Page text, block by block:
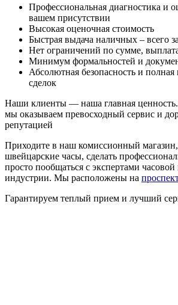
Профессиональная диагностика и
вашем присутствии
Высокая оценочная стоимость
Быстрая выдача наличных – всего
Нет ограничений по сумме,
Минимум формальностей и
Абсолютная безопасность и
сделок
Наши клиенты — наша главная
мы оказываем превосходный сервис и
репутацией
Приходите в наш комиссионный
швейцарские часы, сделать
просто пообщаться с экспертами
индустрии. Мы расположены на
Гарантируем теплый прием и лучший